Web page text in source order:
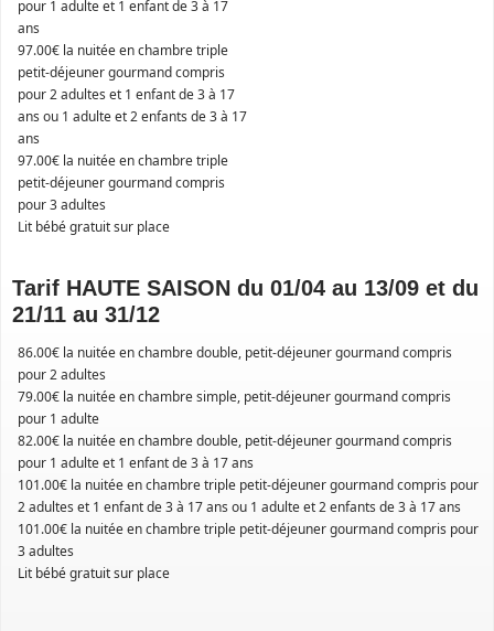
pour 1 adulte et 1 enfant de 3 à 17
ans
97.00€ la nuitée en chambre triple
petit-déjeuner gourmand compris
pour 2 adultes et 1 enfant de 3 à 17
ans ou 1 adulte et 2 enfants de 3 à 17
ans
97.00€ la nuitée en chambre triple
petit-déjeuner gourmand compris
pour 3 adultes
Lit bébé gratuit sur place
Tarif HAUTE SAISON du 01/04 au 13/09 et du
21/11 au 31/12
86.00€ la nuitée en chambre double, petit-déjeuner gourmand compris
pour 2 adultes
79.00€ la nuitée en chambre simple, petit-déjeuner gourmand compris
pour 1 adulte
82.00€ la nuitée en chambre double, petit-déjeuner gourmand compris
pour 1 adulte et 1 enfant de 3 à 17 ans
101.00€ la nuitée en chambre triple petit-déjeuner gourmand compris pour
2 adultes et 1 enfant de 3 à 17 ans ou 1 adulte et 2 enfants de 3 à 17 ans
101.00€ la nuitée en chambre triple petit-déjeuner gourmand compris pour
3 adultes
Lit bébé gratuit sur place